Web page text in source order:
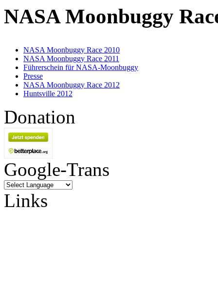
NASA Moonbuggy
NASA Moonbuggy Race 2010
NASA Moonbuggy Race 2011
Führerschein für NASA-Moonbuggy
Presse
NASA Moonbuggy Race 2012
Huntsville 2012
Donation
Google-Trans
Links